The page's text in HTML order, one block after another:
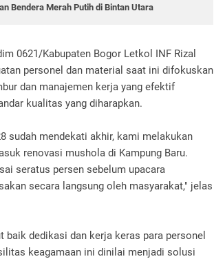
Bendera Merah Putih di Bintan Utara
0621/Kabupaten Bogor Letkol INF Rizal
personel dan material saat ini difokuskan
dan manajemen kerja yang efektif
kualitas yang diharapkan.
sudah mendekati akhir, kami melakukan
renovasi mushola di Kampung Baru.
seratus persen sebelum upacara
secara langsung oleh masyarakat," jelas
baik dedikasi dan kerja keras para personel
keagamaan ini dinilai menjadi solusi